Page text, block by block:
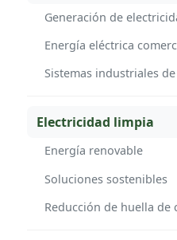
Generación de
Energía eléctrica
Sistemas industriales
Electricidad limpia
Energía renovable
Soluciones sostenibles
Reducción de huella de